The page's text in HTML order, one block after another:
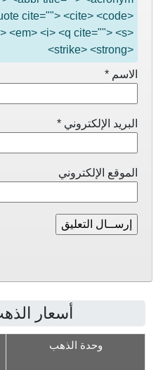
cite=""> <cite> <code>
<em> <i> <q cite=""> <s>
<strike> <strong>
الاسم *
البريد الإلكتروني *
الموقع الإلكتروني
أسعار
وحدة الذهب